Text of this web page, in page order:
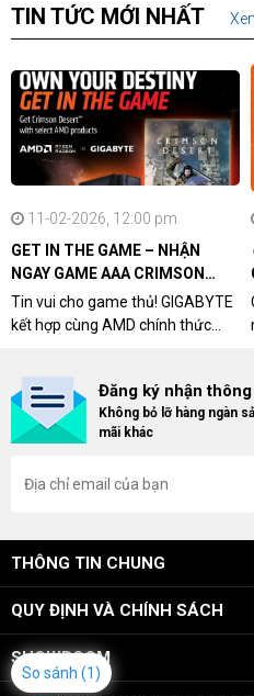
TIN TỨC MỚI NHẤT
11-02-2026, 12:00 pm
GET IN THE GAME – NHẬN
NGAY GAME AAA CRIMSON
DESERT CÙNG GIGABYTE &
AMD
Tin vui cho game thủ! GIGABYTE
kết hợp cùng AMD chính thức
khách hàng sở hữu VGA Radeon
RX 9070 / RX 9070 XT.
Đăng ký nhận
Không bỏ lỡ hàng ngàn
mãi khác
THÔNG TIN CHUNG
QUY ĐỊNH VÀ CHÍNH SÁCH
SHOWROOM
So sánh (1)